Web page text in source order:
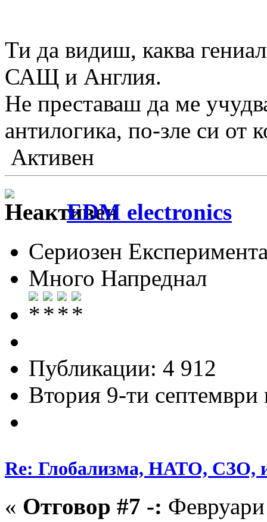
Ти да видиш, каква
САЩ и Англия.
Не преставаш да ме
антилогика, по-зле си от
Активен
EDM electronics
Сериозен
Много Напреднал
Публикации: 4 912
Втория 9-ти
Re: Глобализма, НАТО, СЗО, и
« Отговор #7 -: